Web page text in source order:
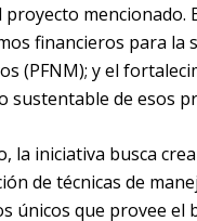
proyecto mencionado.
financieros para la
(PFNM); y el
sustentable de esos
la iniciativa busca
de técnicas de
únicos que provee el